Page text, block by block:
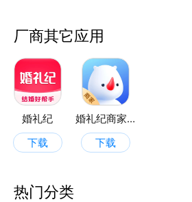
品），提供优质成品套餐，轻松上
轻松交付；
- 品质保障：货员通与品牌方或
座，严格审核供应商相关资质、品
关，货源放心，品质保证；
- 高效配送：货员通采取总仓+
华、杭州、苏州、成都、青岛、武
过城配、快递、物流等多种方式实
官方网址: https://
厂商其它应用
婚礼纪
下载
婚礼纪商家版
下载
热门分类